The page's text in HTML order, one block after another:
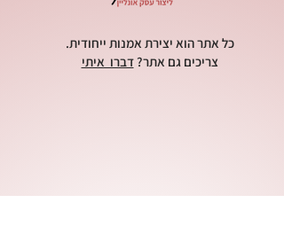
כל אתר הוא יצירת אמנות ייחודית.
צריכים גם אתר?דברו איתי